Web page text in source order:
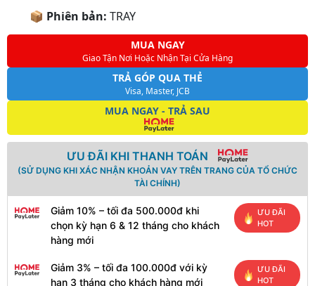
📦 Phiên bản: TRAY
MUA NGAY
Giao Tận Nơi Hoặc Nhận Tại Cửa Hàng
TRẢ GÓP QUA THẺ
Visa, Master, JCB
MUA NGAY - TRẢ SAU
ƯU ĐÃI KHI THANH TOÁN
(SỬ DỤNG KHI XÁC NHẬN KHOẢN VAY TRÊN TRANG CỦA TỔ CHỨC
TÀI CHÍNH)
Giảm 10% – tối đa 500.000đ khi
chọn kỳ hạn 6 & 12 tháng cho khách
hàng mới
ƯU ĐÃI
HOT
Giảm 3% – tối đa 100.000đ với kỳ
hạn 3 tháng cho khách hàng mới
ƯU ĐÃI
HOT